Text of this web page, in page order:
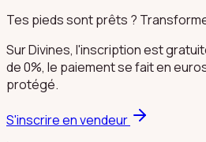
Tes pieds sont prêts ?
Sur Divines, l'inscription est
de 0%, le paiement se fait en
protégé.
S'inscrire en vendeur